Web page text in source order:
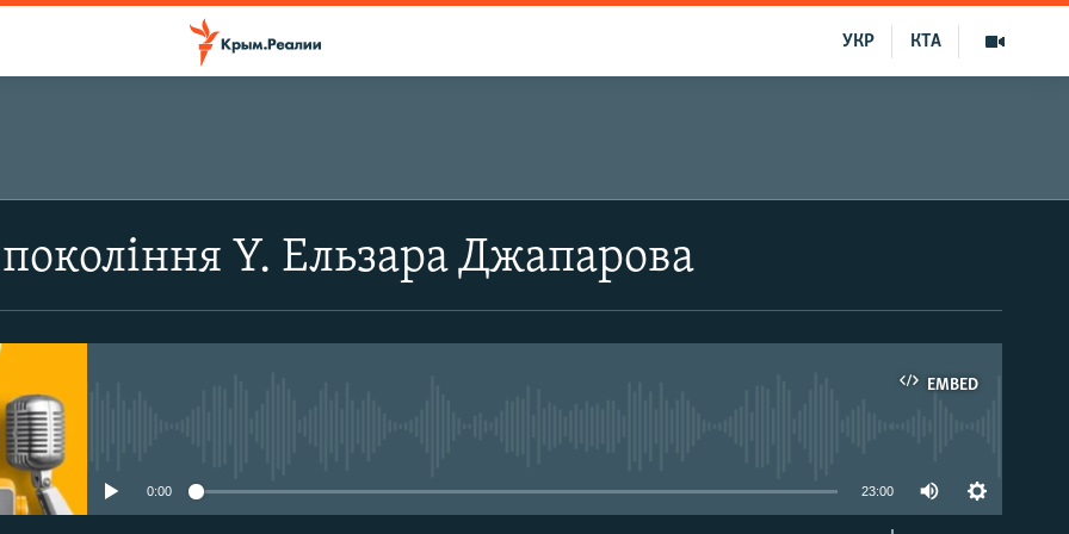
КТА
УКР
Y. Ельзара Джапарова
EMBED
0:00 23:00